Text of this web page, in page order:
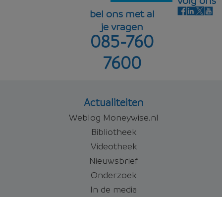
Offerte aanvragen
5,84%
bel ons met al
je vragen
085-760
7600
Actualiteiten
Weblog Moneywise.nl
Bibliotheek
Videotheek
Nieuwsbrief
Onderzoek
In de media